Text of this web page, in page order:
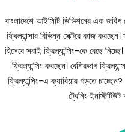
বাংলাদেশে আইসিটি ডিভিশনের এক জরিপ
ফ্রিল্যান্সার বিভিন্ন সেক্টরে কাজ
হিসেবে সবাই ফ্রিল্যান্সিং-কে বেছে
ফ্রিল্যান্সিং করছেন। বেশিরভাগ
ফ্রিল্যান্সিং-এ ক্যারিয়ার গড়তে
ট্রেনিং